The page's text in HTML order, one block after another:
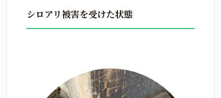
シロアリ被害を受けた状態